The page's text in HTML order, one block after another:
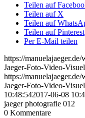
Teilen auf
Teilen auf X
Teilen auf
Teilen auf Pinterest
Per E-Mail teilen
https://
Jaeger-Foto-Video-
https://
Jaeger-Foto-Video-
10:48:542017-06-08
jaeger photografie 012
0 Kommentare